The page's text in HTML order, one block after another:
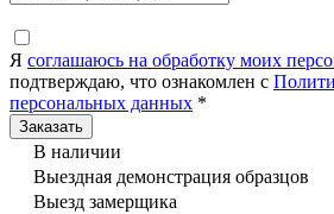
Я соглашаюсь на обработку моих
подтверждаю, что ознакомлен с
персональных данных *
В наличии
Выездная демонстрация образцов
Выезд замерщика